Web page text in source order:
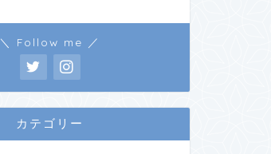
＼ Follow me ／
カテゴリー